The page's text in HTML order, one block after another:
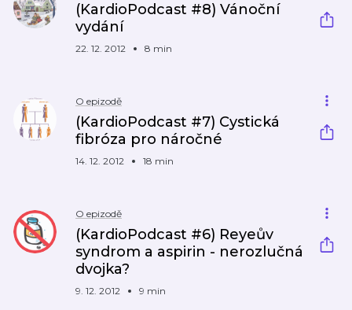
(KardioPodcast #8) Vánoční
vydání
22. 12. 2012 8 min
O epizodě
(KardioPodcast #7) Cystická
fibróza pro náročné
14. 12. 2012 18 min
O epizodě
(KardioPodcast #6) Reyeův
syndrom a aspirin - nerozlučná
dvojka?
9. 12. 2012 9 min